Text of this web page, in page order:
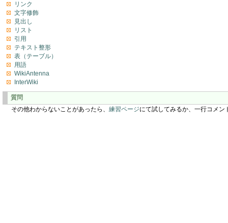
リンク
文字修飾
見出し
リスト
引用
テキスト整形
表（テーブル）
用語
WikiAntenna
InterWiki
質問
その他わからないことがあったら、 練習ページにて試してみるか、一行コメン